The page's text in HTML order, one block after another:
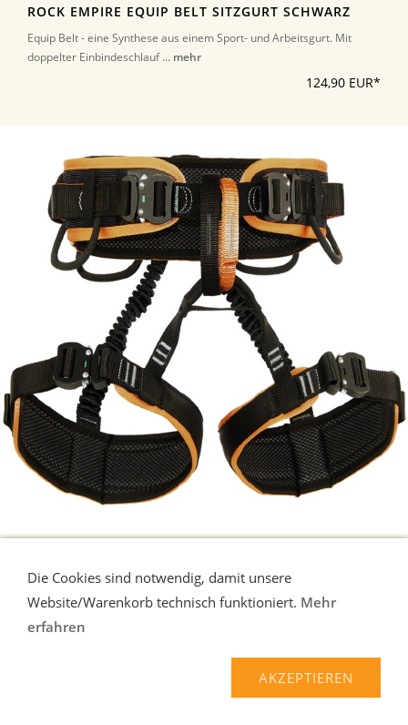
ROCK EMPIRE EQUIP BELT SITZGURT SCHWARZ
Equip Belt - eine Synthese aus einem Sport- und Arbeitsgurt. Mit
doppelter Einbindeschlauf ... mehr
124,90 EUR*
Equip Lock Belt - universeller und leichter Klettergurt der für Arbeit
und Rettung geeigne ... mehr
Die Cookies sind notwendig, damit unsere
Website/Warenkorb technisch funktioniert. Mehr
erfahren
AKZEPTIEREN